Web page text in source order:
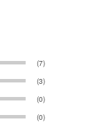
(7)
(3)
(0)
(0)